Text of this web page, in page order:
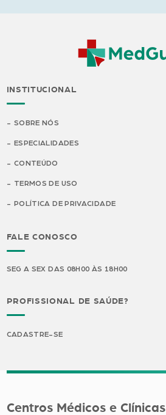
INSTITUCIONAL
SOBRE NÓS
ESPECIALIDADES
CONTEÚDO
TERMOS DE USO
POLÍTICA DE PRIVACIDADE
FALE CONOSCO
SEG A SEX DAS 08H00 ÀS 18H00
PROFISSIONAL DE SAÚDE?
CADASTRE-SE
Centros Médicos e Clínicas